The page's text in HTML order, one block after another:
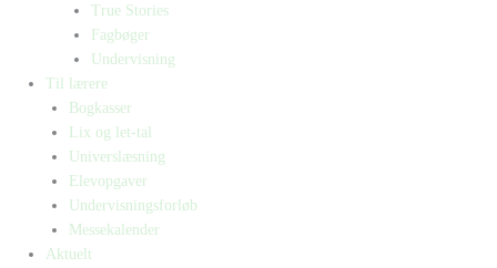
True Stories
Fagbøger
Undervisning
Til lærere
Bogkasser
Lix og let-tal
Universlæsning
Elevopgaver
Undervisningsforløb
Messekalender
Aktuelt